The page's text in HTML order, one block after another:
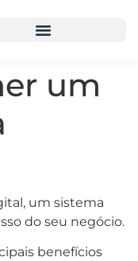
um
um sistema
do seu negócio.
benefícios